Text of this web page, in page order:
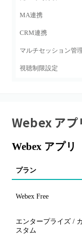
MA連携
CRM連携
マルチセッション管
視聴制限設定
Webex アプ
Webex アプリ
プラン
Webex Free
エンタープライズ / カ
スタム